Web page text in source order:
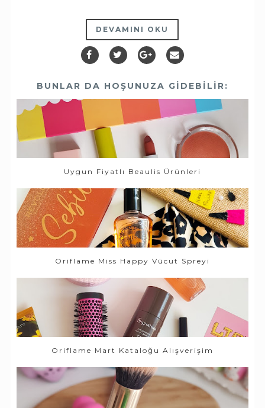
DEVAMINI OKU
BUNLAR DA HOŞUNUZA GIDEBILIR:
Uygun Fiyatlı Beaulis Ürünleri
Oriflame Miss Happy Vücut Spreyi
Oriflame Mart Kataloğu Alışverişim